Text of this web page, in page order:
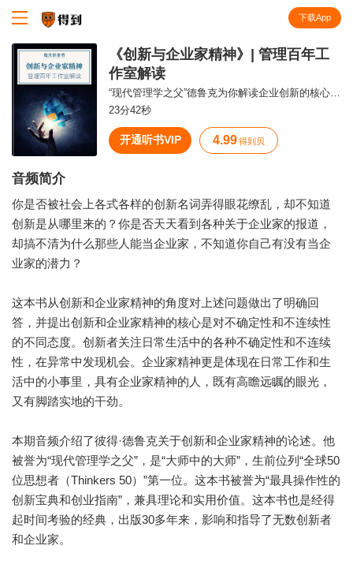
下载App
《创新与企业家精神》| 管理百年工
作室解读
“现代管理学之父”德鲁克为你解读企业创新的核心：不确定性和不连续性。
23分42秒
开通听书VIP 4.99 得到贝
音频简介
你是否被社会上各式各样的创新名词弄得眼花缭乱，却不知道
创新是从哪里来的？你是否天天看到各种关于企业家的报道，
却搞不清为什么那些人能当企业家，不知道你自己有没有当企
业家的潜力？
这本书从创新和企业家精神的角度对上述问题做出了明确回
答，并提出创新和企业家精神的核心是对不确定性和不连续性
的不同态度。创新者关注日常生活中的各种不确定性和不连续
性，在异常中发现机会。企业家精神更是体现在日常工作和生
活中的小事里，具有企业家精神的人，既有高瞻远瞩的眼光，
又有脚踏实地的干劲。
本期音频介绍了彼得·德鲁克关于创新和企业家精神的论述。他
被誉为“现代管理学之父”，是“大师中的大师”，生前位列“全球50
位思想者（Thinkers 50）”第一位。这本书被誉为“最具操作性的
创新宝典和创业指南”，兼具理论和实用价值。这本书也是经得
起时间考验的经典，出版30多年来，影响和指导了无数创新者
和企业家。